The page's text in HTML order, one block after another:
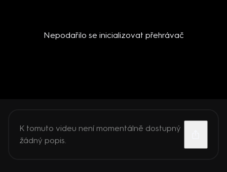
Nepodařilo se inicializovat přehrávač
K tomuto videu není momentálně dostupný
žádný popis.